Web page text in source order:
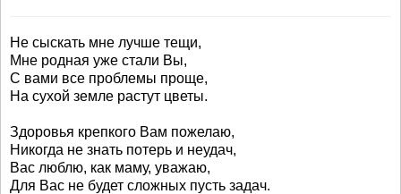
Не сыскать мне лучше тещи,
Мне родная уже стали Вы,
С вами все проблемы проще,
На сухой земле растут цветы.
Здоровья крепкого Вам пожелаю,
Никогда не знать потерь и неудач,
Вас люблю, как маму, уважаю,
Для Вас не будет сложных пусть задач.